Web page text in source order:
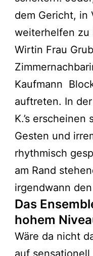
dem Gericht, in
weiterhelfen zu
Wirtin Frau
Kaufmann
auftreten. In
K.’s
Gesten und
rhythmisch
am Rand
irgendwann
Das
hohem
Wäre da nicht
auf